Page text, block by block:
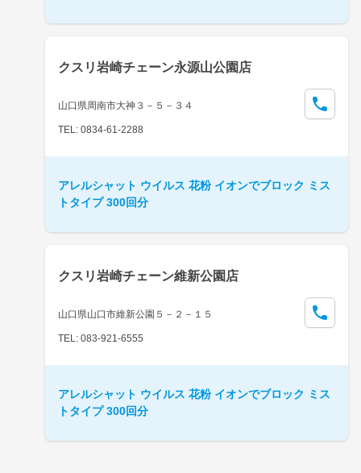
クスリ岩崎チェーン永源山公園店
山口県周南市大神３－５－３４
TEL: 0834-61-2288
アレルシャット ウイルス 花粉 イオンでブロック ミス
トタイプ 300回分
クスリ岩崎チェーン維新公園店
山口県山口市維新公園５－２－１５
TEL: 083-921-6555
アレルシャット ウイルス 花粉 イオンでブロック ミス
トタイプ 300回分